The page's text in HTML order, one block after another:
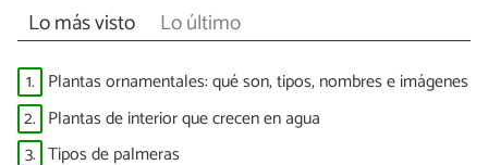
Lo más visto Lo último
1. Plantas ornamentales: qué son, tipos, nombres e imágenes
2. Plantas de interior que crecen en agua
3. Tipos de palmeras